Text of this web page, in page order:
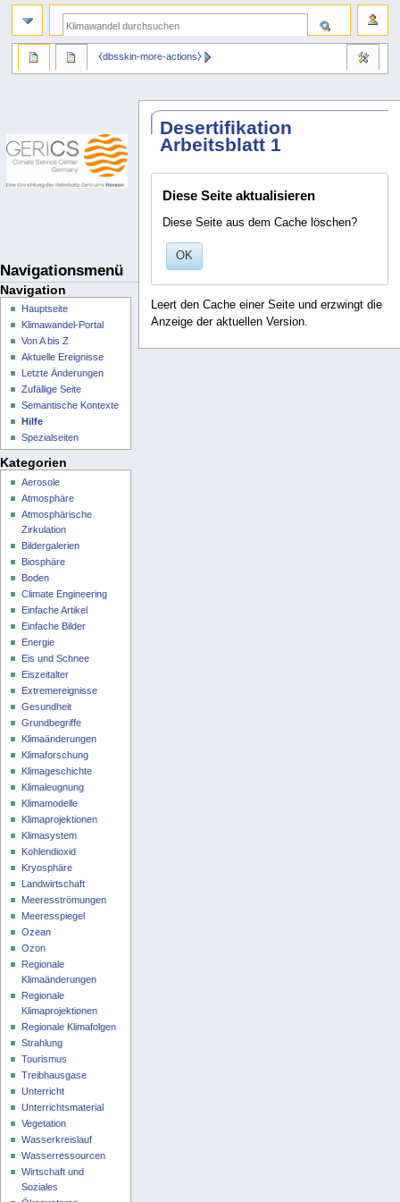
Desertifikation
Arbeitsblatt 1
Diese Seite aktualisieren
Diese Seite aus dem Cache löschen?
OK
Leert den Cache einer Seite und erzwingt die
Anzeige der aktuellen Version.
Navigationsmenü
⧼dbsskin-more-actions⧽
Navigation
Hauptseite
Klimawandel-Portal
Von A bis Z
Aktuelle Ereignisse
Letzte Änderungen
Zufällige Seite
Semantische Kontexte
Hilfe
Spezialseiten
Kategorien
Aerosole
Atmosphäre
Atmosphärische
Zirkulation
Bildergalerien
Biosphäre
Boden
Climate Engineering
Einfache Artikel
Einfache Bilder
Energie
Eis und Schnee
Eiszeitalter
Extremereignisse
Gesundheit
Grundbegriffe
Klimaänderungen
Klimaforschung
Klimageschichte
Klimaleugnung
Klimamodelle
Klimaprojektionen
Klimasystem
Kohlendioxid
Kryosphäre
Landwirtschaft
Meeresströmungen
Meeresspiegel
Ozean
Ozon
Regionale
Klimaänderungen
Regionale
Klimaprojektionen
Regionale Klimafolgen
Strahlung
Tourismus
Treibhausgase
Unterricht
Unterrichtsmaterial
Vegetation
Wasserkreislauf
Wasserressourcen
Wirtschaft und
Soziales